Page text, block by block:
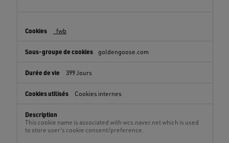
_fwb
goldengoose.com
399 Jours
Cookies internes
This cookie name is associated with wcs.naver.net which is used
to store user's cookie consent/preference.